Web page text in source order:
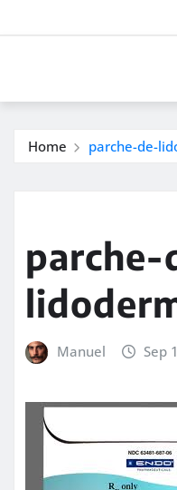
Home parche-de-
parche-
Manuel Sep